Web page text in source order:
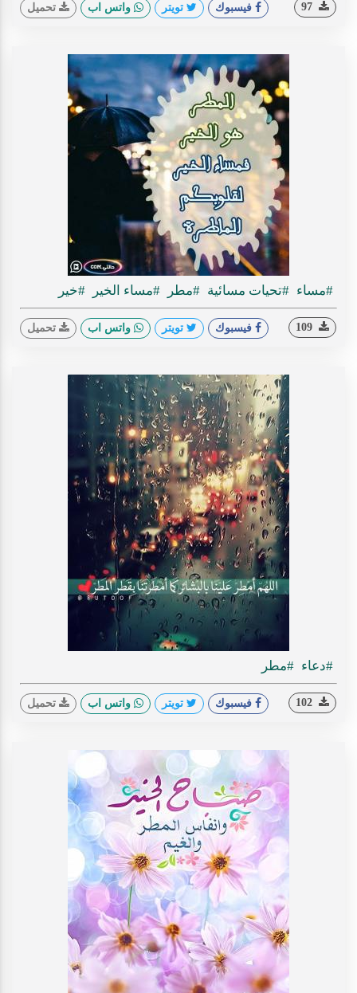
فيسبوك تويتر واتس اب تحميل
#مساء #تحيات مسائية #مطر #مساء الخير #خير
فيسبوك تويتر واتس اب تحميل
#دعاء #مطر
فيسبوك تويتر واتس اب تحميل